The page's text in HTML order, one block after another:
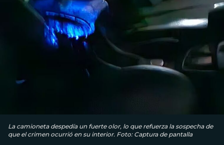
La camioneta despedía un fuerte olor, lo que refuerza la sospecha de
que el crimen ocurrió en su interior. Foto: Captura de pantalla